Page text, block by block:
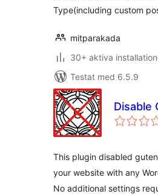
Type(including custom
mitparakada
30+ aktiva
Testat med 6.5.9
Disable
This plugin disabled
your website with any
No additional settings